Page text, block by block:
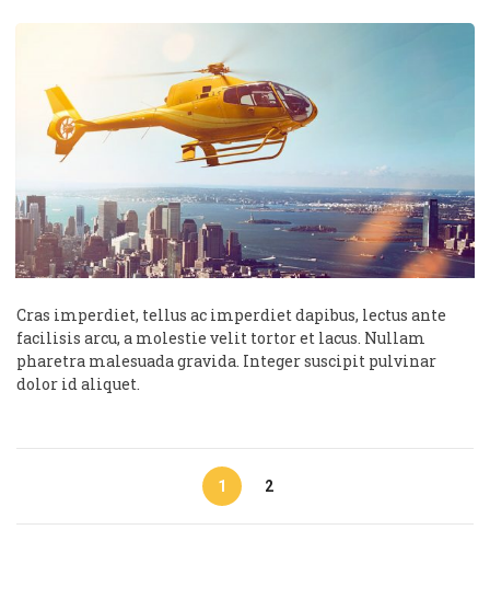
Cras imperdiet, tellus ac imperdiet dapibus, lectus ante
facilisis arcu, a molestie velit tortor et lacus. Nullam
pharetra malesuada gravida. Integer suscipit pulvinar
dolor id aliquet.
1 2